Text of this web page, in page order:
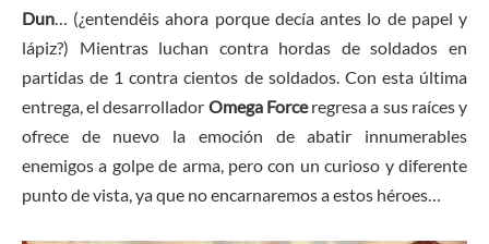
Dun … (¿entendéis ahora porque decía antes lo de papel y
lápiz?) Mientras luchan contra hordas de soldados en
partidas de 1 contra cientos de soldados. Con esta última
entrega, el desarrollador Omega Forceregresa a sus raíces y
ofrece de nuevo la emoción de abatir innumerables
enemigos a golpe de arma, pero con un curioso y diferente
punto de vista, ya que no encarnaremos a estos héroes…